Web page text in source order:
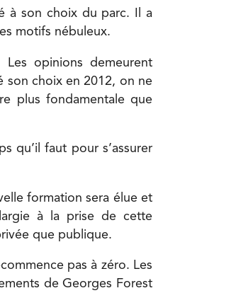
à son choix du parc. Il a
motifs nébuleux.
opinions demeurent
son choix en 2012, on ne
plus fondamentale que
qu’il faut pour s’assurer
formation sera élue et
à la prise de cette
que publique.
pas à zéro. Les
de Georges Forest